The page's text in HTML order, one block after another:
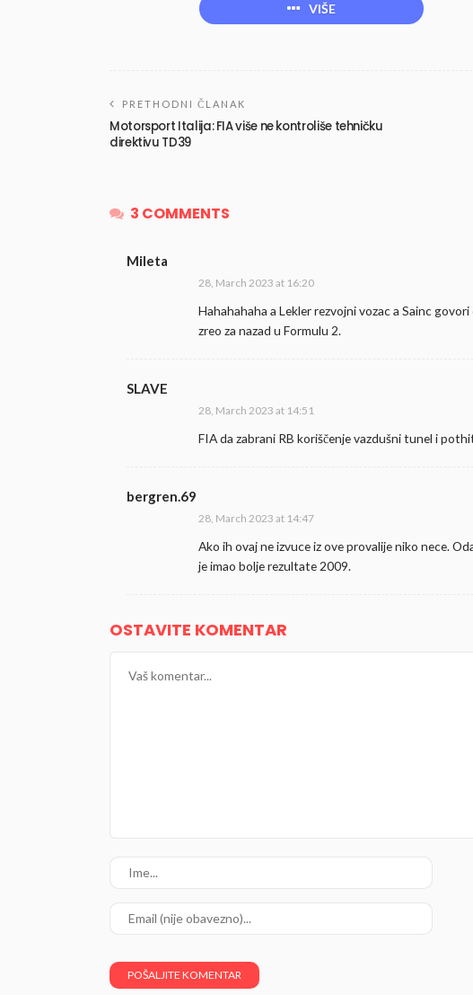
VIŠE
PRETHODNI ČLANAK
Motorsport Italija: FIA više ne kontroliše tehničku
direktivu TD39
3 COMMENTS
Mileta
28, March 2023 at 16:20
Hahahahaha a Lekler rezvojni vozac a Sainc
zreo za nazad u Formulu 2.
SLAVE
28, March 2023 at 14:51
FIA da zabrani RB koriščenje vazdušni tunel i
bergren.69
28, March 2023 at 14:47
Ako ih ovaj ne izvuce iz ove provalije niko nece.
je imao bolje rezultate 2009.
OSTAVITE KOMENTAR